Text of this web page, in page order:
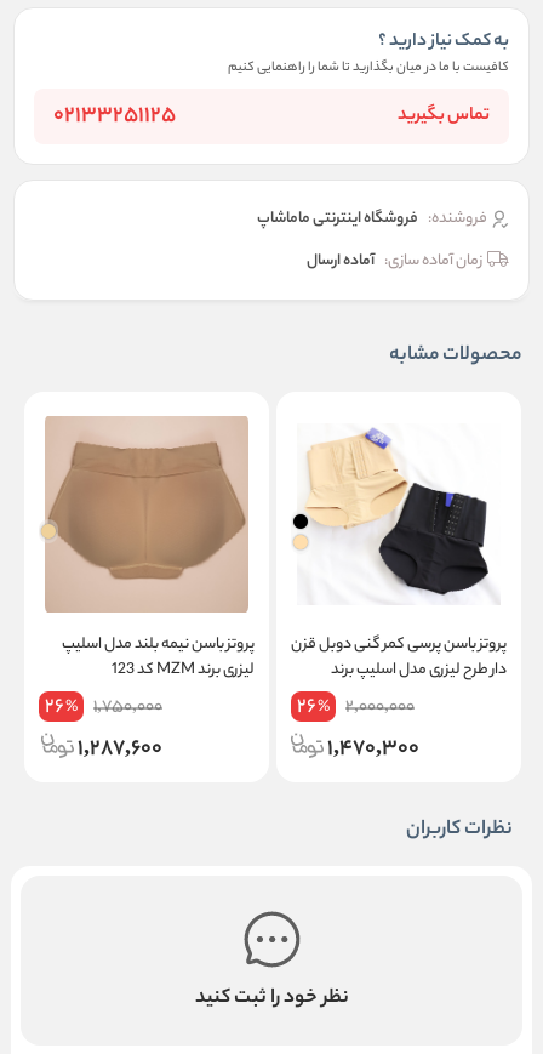
به کمک نیاز دارید ؟
کافیست با ما در میان بگذارید تا شما را راهنمایی کنیم
تماس بگیرید 02133251125
فروشنده: فروشگاه اینترنتی ماماشاپ
زمان آماده سازی: آماده ارسال
محصولات مشابه
پروتز باسن پرسی کمر گنی دوبل قزن
دار طرح لیزری مدل اسلیپ برند
2,000,000
26%
1,470,300
پروتز باسن نیمه بلند مدل اسلیپ
لیزری برند MZM کد 123
1,750,000
26%
1,287,600
نظرات کاربران
نظر خود را ثبت کنید